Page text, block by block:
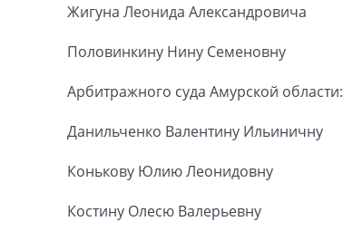
Жигуна Леонида Александровича
Половинкину Нину Семеновну
Арбитражного суда Амурской области:
Данильченко Валентину Ильиничну
Конькову Юлию Леонидовну
Костину Олесю Валерьевну